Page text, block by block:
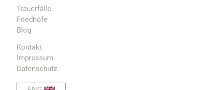
Trauerfälle
Friedhöfe
Blog
Kontakt
Impressum
Datenschutz